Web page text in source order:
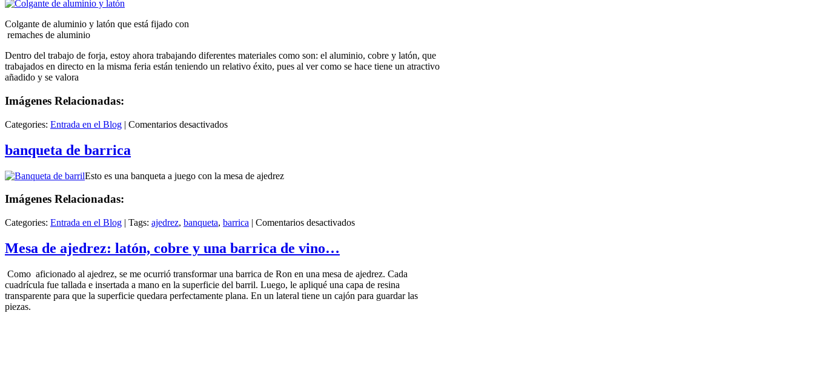
Colgante de aluminio y latón que está fijado con
remaches de aluminio
Dentro del trabajo de forja, estoy ahora trabajando diferentes materiales como son: el aluminio, cobre y latón, que
trabajados en directo en la misma feria están teniendo un relativo éxito, pues al ver como se hace tiene un atractivo
añadido y se valora
Imágenes Relacionadas:
Categories: Entrada en el Blog | Comentarios desactivadosen
banqueta de barrica
Esto es una banqueta a juego con la mesa de ajedrez
Imágenes Relacionadas:
Categories: Entrada en el Blog | Tags: ajedrez, banqueta, barrica | Comentarios desactivadosen
Mesa de ajedrez: latón, cobre y una barrica de vino…
Como aficionado al ajedrez, se me ocurrió transformar una barrica de Ron en una mesa de ajedrez. Cada
cuadrícula fue tallada e insertada a mano en la superficie del barril. Luego, le apliqué una capa de resina
transparente para que la superficie quedara perfectamente plana. En un lateral tiene un cajón para guardar las
piezas.